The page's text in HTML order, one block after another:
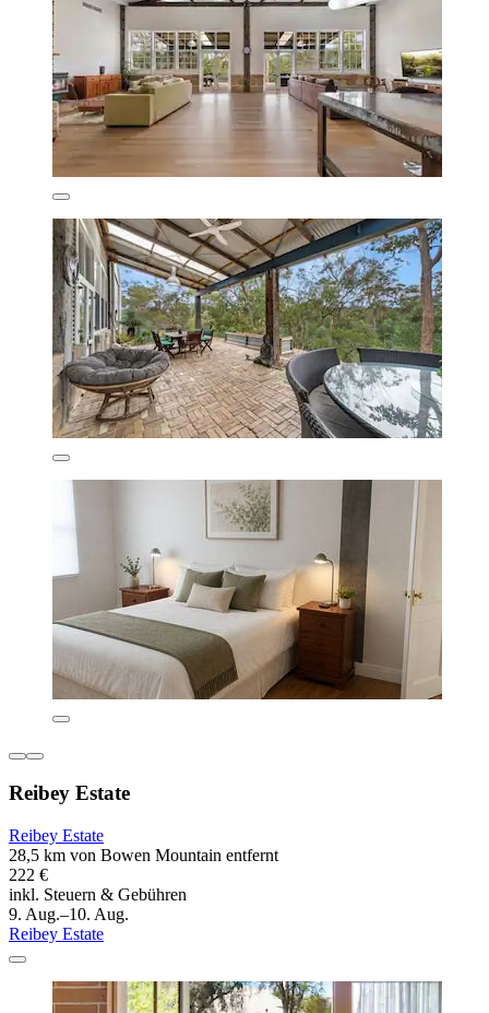
Reibey Estate
Reibey Estate
28,5 km von Bowen Mountain entfernt
222 €
inkl. Steuern & Gebühren
9. Aug.–10. Aug.
Reibey Estate